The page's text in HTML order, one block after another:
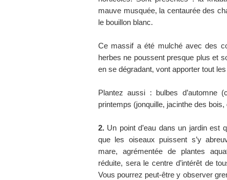
mauve musquée, la centaurée des
le bouillon blanc.
Ce massif a été mulché avec des
herbes ne poussent presque plus et
en se dégradant, vont apporter tout
Plantez aussi : bulbes d’automne
printemps (jonquille, jacinthe des
2. Un point d’eau dans un jardin est
que les oiseaux puissent s’y
mare, agrémentée de plantes
réduite, sera le centre d’intérêt de
Vous pourrez peut-être y observer